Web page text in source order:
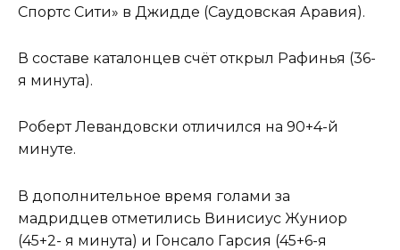
Спортс Сити» в Джидде (Саудовская Аравия).
В составе каталонцев счёт открыл Рафинья (36-
я минута).
Роберт Левандовски отличился на 90+4-й
минуте.
В дополнительное время голами за
мадридцев отметились Винисиус Жуниор
(45+2- я минута) и Гонсало Гарсия (45+6-я